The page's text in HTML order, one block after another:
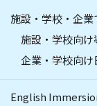
施設・学校・企
施設・学校向け
企業・学校向け
English